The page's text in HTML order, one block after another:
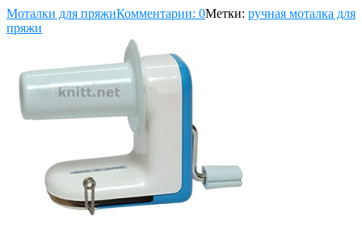
Моталки для пряжиКомментарии: 0Метки: ручная моталка для
пряжи